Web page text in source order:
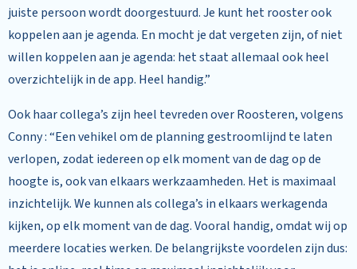
juiste persoon wordt doorgestuurd. Je kunt het rooster ook
koppelen aan je agenda. En mocht je dat vergeten zijn, of niet
willen koppelen aan je agenda: het staat allemaal ook heel
overzichtelijk in de app. Heel handig.”
Ook haar collega’s zijn heel tevreden over Roosteren, volgens
Conny : “Een vehikel om de planning gestroomlijnd te laten
verlopen, zodat iedereen op elk moment van de dag op de
hoogte is, ook van elkaars werkzaamheden. Het is maximaal
inzichtelijk. We kunnen als collega’s in elkaars werkagenda
kijken, op elk moment van de dag. Vooral handig, omdat wij op
meerdere locaties werken. De belangrijkste voordelen zijn dus: